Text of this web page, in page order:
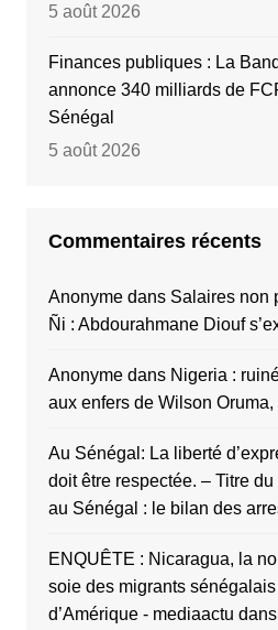
5 août 2026
Finances publiques : La
annonce 340 milliards de
Sénégal
5 août 2026
Commentaires récents
Anonymedans Salaires non
Ñi : Abdourahmane Diouf
Anonymedans Nigeria :
aux enfers de Wilson Oruma,
Au Sénégal: La liberté
doit être respectée. – Titre du
au Sénégal : le bilan des
ENQUÊTE : Nicaragua, la
soie des migrants
d’Amérique - mediaactu dans